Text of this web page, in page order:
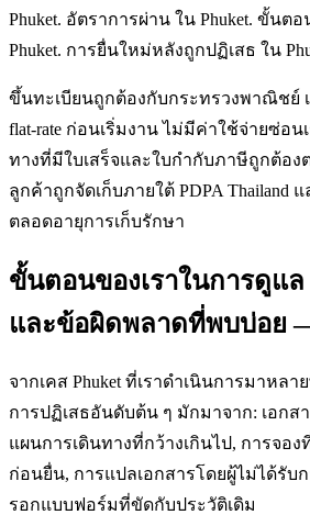
Phuket. อัตราการผ่าน ใน Phuket. ขั้น
Phuket. การยื่นใหม่หลังถูกปฏิเสธ ใน
ขึ้นทะเบียนถูกต้องกับกระทรวงพาณิชย์ เ
flat-rate ก่อนเริ่มงาน ไม่มีค่าใช้จ่ายซ่อ
ทางที่มีใบเสร็จและใบกำกับภาษีถูกต้อ
ลูกค้าถูกจัดเก็บภายใต้ PDPA Thailand
ตลอดอายุการเก็บรักษา
ขั้นตอนของเราในการดูแล
และข้อผิดพลาดที่พบบ่อย
จากเคส Phuket ที่เราดำเนินการมาหล
การปฏิเสธอันดับต้น ๆ มักมาจาก: เอกส
แผนการเดินทางที่กว้างเกินไป, การจอ
ก่อนยื่น, การแปลเอกสารโดยผู้ไม่ได้รับ
รอกแบบฟอร์มที่ขัดกับประวัติเดิม